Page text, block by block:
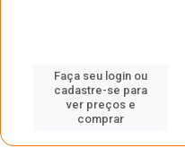
Faça seu login ou
cadastre-se para
ver preços e
comprar